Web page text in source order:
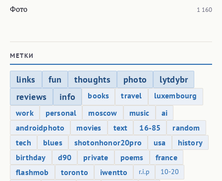
Фото 1 160
МЕТКИ
links fun thoughts photo
lytdybr
reviews
info books travel
luxembourg
work
personal moscow music
ai
androidphoto
movies text 16-85
random
tech
blues shotonhonor20pro usa
history
birthday
d90 private poems
france
flashmob
toronto iwentto r.i.p
10-20